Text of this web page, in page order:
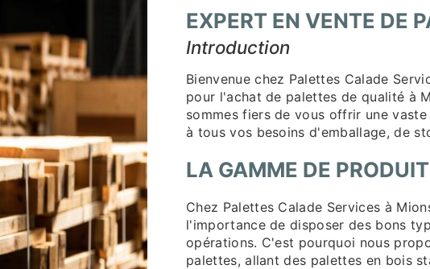
EXPERT EN VENTE DE
Introduction
Bienvenue chez Palettes Calade
pour l'achat de palettes de qualité à
sommes fiers de vous offrir une
à tous vos besoins d'emballage, de
LA GAMME DE
Chez Palettes Calade Services à
l'importance de disposer des bons
opérations. C'est pourquoi nous
palettes, allant des palettes en bois